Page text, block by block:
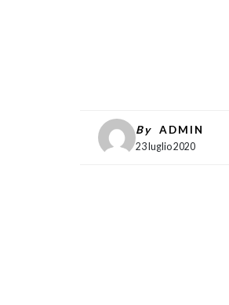
By ADMIN
23 luglio 2020